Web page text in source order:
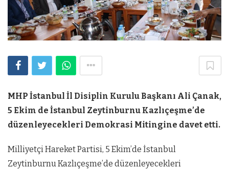
MHP İstanbul İl Disiplin Kurulu Başkanı Ali Çanak,
5 Ekim de İstanbul Zeytinburnu Kazlıçeşme’de
düzenleyecekleri Demokrasi Mitingine davet etti.
Milliyetçi Hareket Partisi, 5 Ekim’de İstanbul
Zeytinburnu Kazlıçeşme’de düzenleyecekleri